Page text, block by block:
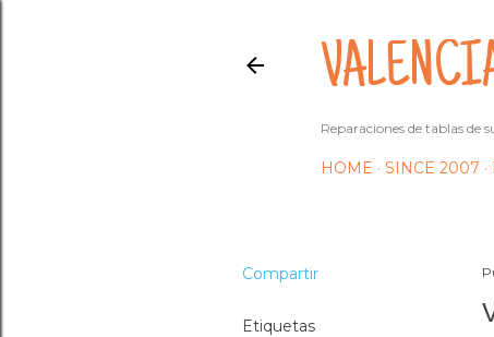
Reparaciones de tablas de
HOME SINCE 2007
Compartir
Etiquetas